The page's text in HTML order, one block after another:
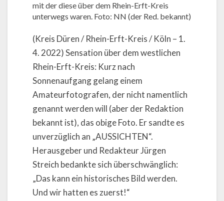
mit der diese über dem Rhein-Erft-Kreis
unterwegs waren. Foto: NN (der Red. bekannt)
(Kreis Düren / Rhein-Erft-Kreis / Köln – 1.
4. 2022) Sensation über dem westlichen
Rhein-Erft-Kreis: Kurz nach
Sonnenaufgang gelang einem
Amateurfotografen, der nicht namentlich
genannt werden will (aber der Redaktion
bekannt ist), das obige Foto. Er sandte es
unverzüglich an „AUSSICHTEN“.
Herausgeber und Redakteur Jürgen
Streich bedankte sich überschwänglich:
„Das kann ein historisches Bild werden.
Und wir hatten es zuerst!“